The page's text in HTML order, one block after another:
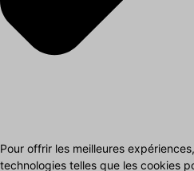
Pour offrir les meilleures
technologies telles que les cookies